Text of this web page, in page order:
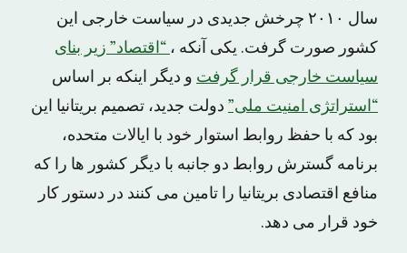
سال ۲۰۱۰ چرخش جدیدی در سیاست خارجی این
کشور صورت گرفت. یکی آنکه ، “اقتصاد” زیر بنای
سیاست خارجی قرار گرفت و دیگر اینکه بر اساس
“استراتژی امنیت ملی” دولت جدید، تصمیم بریتانیا این
بود که با حفظ روابط استوار خود با ایالات متحده،
برنامه گسترش روابط دو جانبه با دیگر کشور ها را که
منافع اقتصادی بریتانیا را تامین می کنند در دستور کار
خود قرار می دهد.